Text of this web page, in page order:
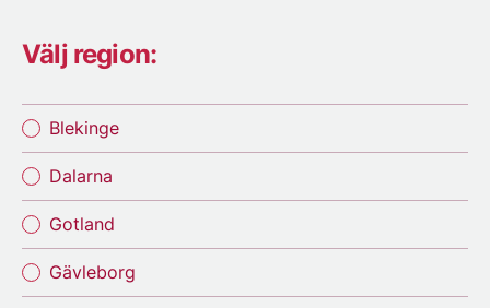
Välj region:
Blekinge
Dalarna
Gotland
Gävleborg